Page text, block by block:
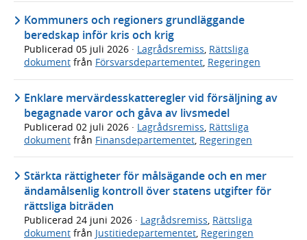
Kommuners och regioners grundläggande
beredskap inför kris och krig
Publicerad 05 juli 2026 · Lagrådsremiss, Rättsliga
dokument från Försvarsdepartementet, Regeringen
Enklare mervärdesskatteregler vid försäljning av
begagnade varor och gåva av livsmedel
Publicerad 02 juli 2026 · Lagrådsremiss, Rättsliga
dokument från Finansdepartementet, Regeringen
Stärkta rättigheter för målsägande och en mer
ändamålsenlig kontroll över statens utgifter för
rättsliga biträden
Publicerad 24 juni 2026 · Lagrådsremiss Rättsliga
dokument från Justitiedepartementet Regeringen